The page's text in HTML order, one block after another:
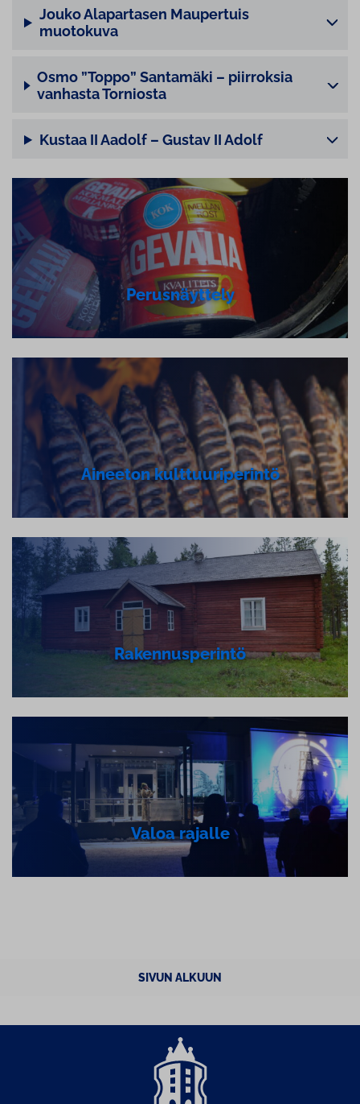
Jouko Alapartasen Maupertuis
muotokuva
Osmo ”Toppo” Santamäki – piirroksia
vanhasta Torniosta
Kustaa II Aadolf – Gustav II Adolf
Pe­rus­näyt­te­ly
Aineeton kult­tuu­ri­pe­rin­tö
Ra­ken­nus­pe­rin­tö
Valoa rajalle
SIVUN ALKUUN